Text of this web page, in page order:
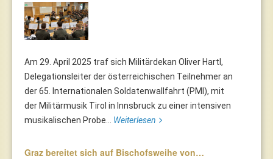
Am 29. April 2025 traf sich Militärdekan Oliver Hartl,
Delegationsleiter der österreichischen Teilnehmer an
der 65. Internationalen Soldatenwallfahrt (PMI), mit
der Militärmusik Tirol in Innsbruck zu einer intensiven
musikalischen Probe... Weiterlesen
Graz bereitet sich auf Bischofsweihe von…